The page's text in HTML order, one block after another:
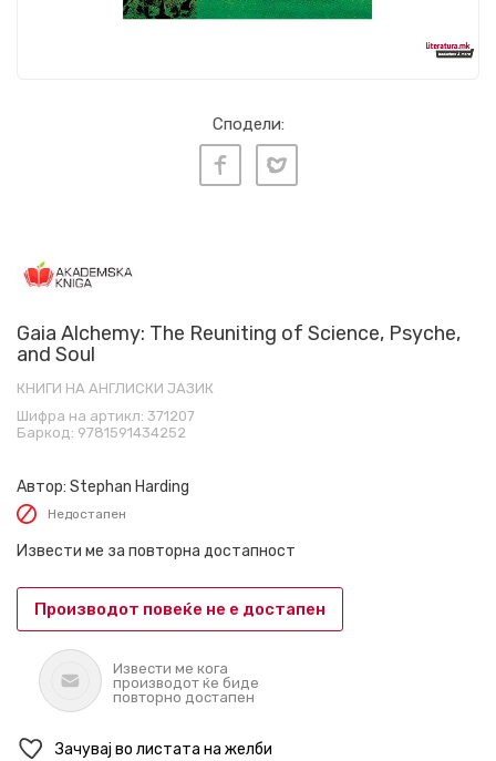
Сподели:
Gaia Alchemy: The Reuniting of Science, Psyche,
and Soul
КНИГИ НА АНГЛИСКИ ЈАЗИК
Шифра на артикл: 371207
Баркод: 9781591434252
Автор: Stephan Harding
Недостапен
Извести ме за повторна достапност
Производот повеќе не е достапен
Извести ме кога
производот ќе биде
повторно достапен
Зачувај во листата на желби